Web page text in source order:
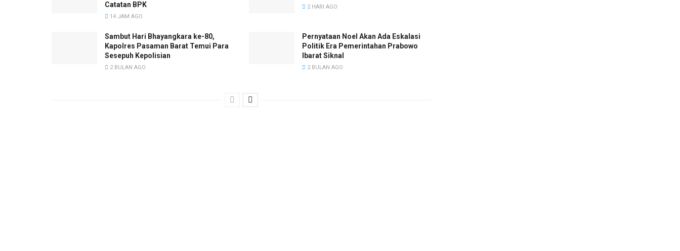
Catatan BPK
14 JAM AGO
2 HARI AGO
Sambut Hari Bhayangkara ke-80,
Kapolres Pasaman Barat Temui Para
Sesepuh Kepolisian
2 BULAN AGO
Pernyataan Noel Akan Ada Eskalasi
Politik Era Pemerintahan Prabowo
Ibarat Siknal
2 BULAN AGO